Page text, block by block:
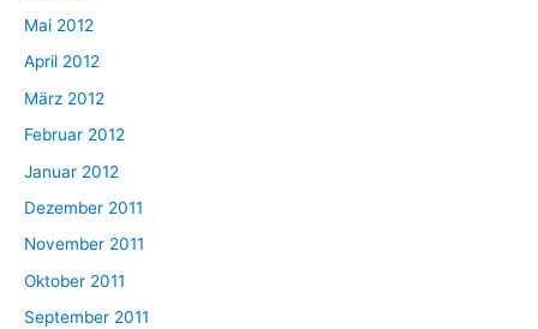
Mai 2012
April 2012
März 2012
Februar 2012
Januar 2012
Dezember 2011
November 2011
Oktober 2011
September 2011